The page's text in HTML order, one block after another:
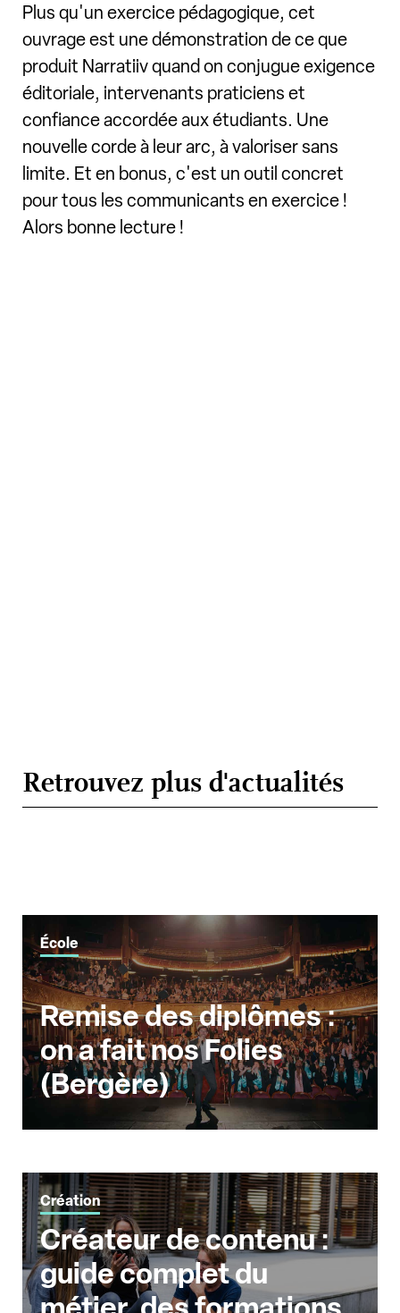
Plus qu'un exercice pédagogique, cet
ouvrage est une démonstration de ce que
produit Narratiiv quand on conjugue exigence
éditoriale, intervenants praticiens et
confiance accordée aux étudiants. Une
nouvelle corde à leur arc, à valoriser sans
limite. Et en bonus, c'est un outil concret
pour tous les communicants en exercice !
Alors bonne lecture !
Retrouvez plus d'actualités
École
Remise des diplômes :
on a fait nos Folies
(Bergère)
Création
Créateur de contenu :
guide complet du